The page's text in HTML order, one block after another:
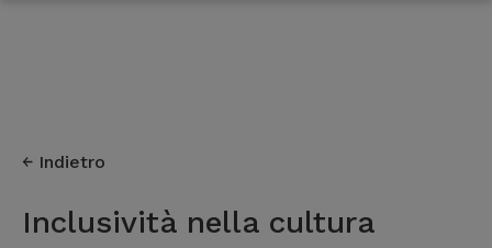
Indietro
Inclusività nella cultura